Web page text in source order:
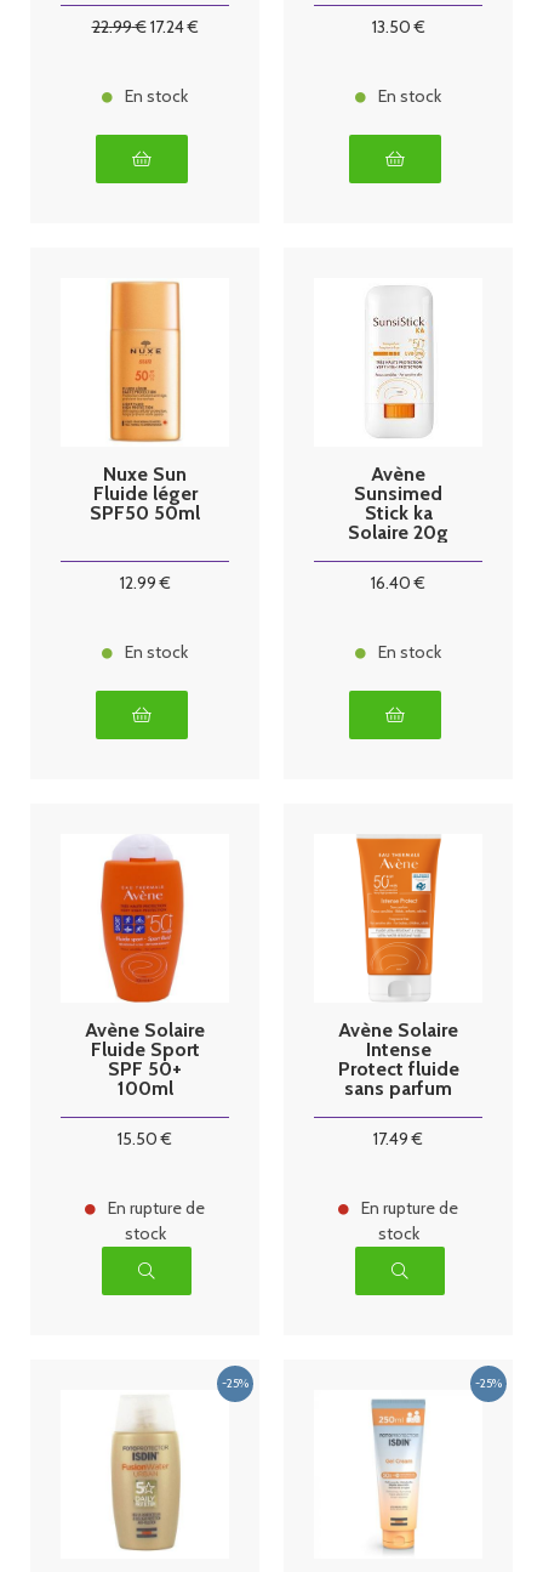
22.99€17.24€
En stock
13.50€
En stock
Nuxe Sun
Fluide léger
SPF50 50ml
12.99€
En stock
Avène
Sunsimed
Stick ka
Solaire 20g
16.40 €
En stock
Avène Solaire
Fluide Sport
SPF 50+
100ml
15.50 €
En rupture de
stock
Avène Solaire
Intense
Protect fluide
sans parfum
17.49 €
En rupture de
stock